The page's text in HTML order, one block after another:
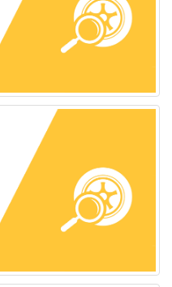
Fiche détaillée